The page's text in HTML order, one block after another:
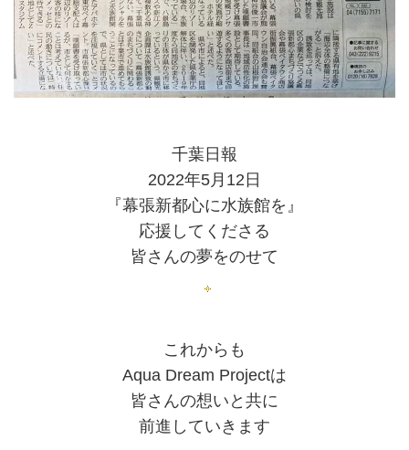
千葉日報
2022年5月12日
『幕張新都心に水族館を』
応援してくださる
皆さんの夢をのせて
これからも
Aqua Dream Projectは
皆さんの想いと共に
前進していきます